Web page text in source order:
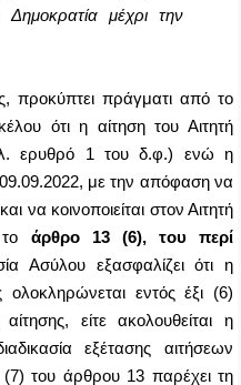
μέχρι την
προκύπτει πράγματι από το
ότι η αίτηση του Αιτητή
ερυθρό 1 του δ.φ.) ενώ η
με την απόφαση να
να κοινοποιείται στον Αιτητή
άρθρο 13 (6), του περί
Ασύλου εξασφαλίζει ότι η
ολοκληρώνεται εντός έξι (6)
είτε ακολουθείται η
εξέτασης αιτήσεων
του άρθρου 13 παρέχει τη